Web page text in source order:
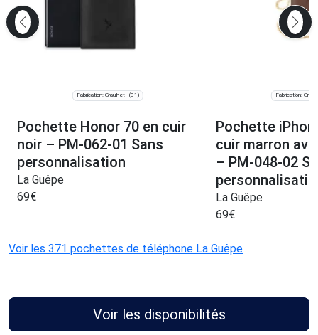
Fabrication: Graulhet (81)
Pochette Honor 70 en cuir
noir – PM-062-01 Sans
personnalisation
La Guêpe
69€
Fabrication:
Pochette
cuir marron
– PM-048-02
La Guêpe
69€
Voir les 371 pochettes de téléphone La Guêpe
Voir les disponibilités